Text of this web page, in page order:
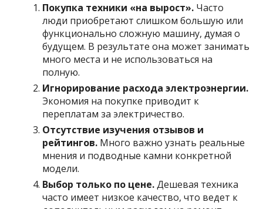
Покупка техники «на вырост». Часто
люди приобретают слишком большую или
функционально сложную машину, думая о
будущем. В результате она может занимать
много места и не использоваться на
полную.
Игнорирование расхода электроэнергии.
Экономия на покупке приводит к
переплатам за электричество.
Отсутствие изучения отзывов и
рейтингов. Много важно узнать реальные
мнения и подводные камни конкретной
модели.
Выбор только по цене.Дешевая техника
часто имеет низкое качество, что ведет к